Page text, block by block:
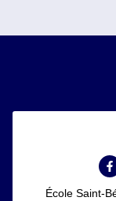
École Saint-